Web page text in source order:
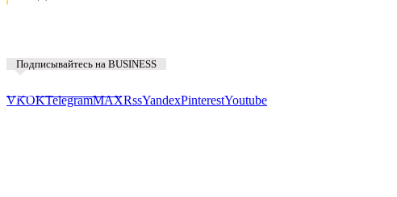
Подписывайтесь на BUSINESS
VKOKTelegramMAXRssYandexPinterestYoutube